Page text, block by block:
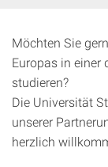
Möchten Sie
Europas in einer
studieren?
Die Universität
unserer
herzlich